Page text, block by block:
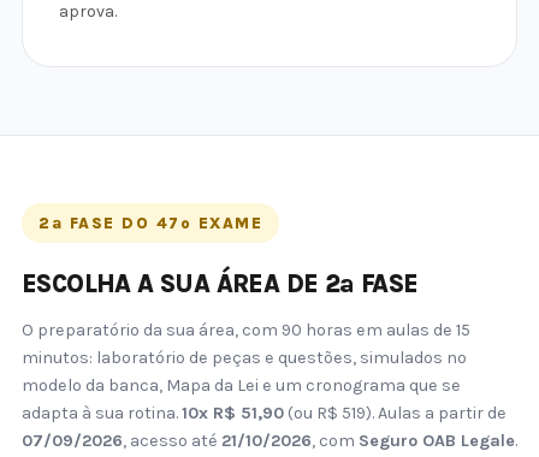
aprova.
2ª FASE DO 47º EXAME
ESCOLHA A SUA ÁREA DE 2ª FASE
O preparatório da sua área, com 90 horas em aulas de 15
minutos: laboratório de peças e questões, simulados no
modelo da banca, Mapa da Lei e um cronograma que se
adapta à sua rotina.10x R$ 51,90 (ou R$ 519). Aulas a partir de
07/09/2026, acesso até 21/10/2026, com Seguro OAB Legale.